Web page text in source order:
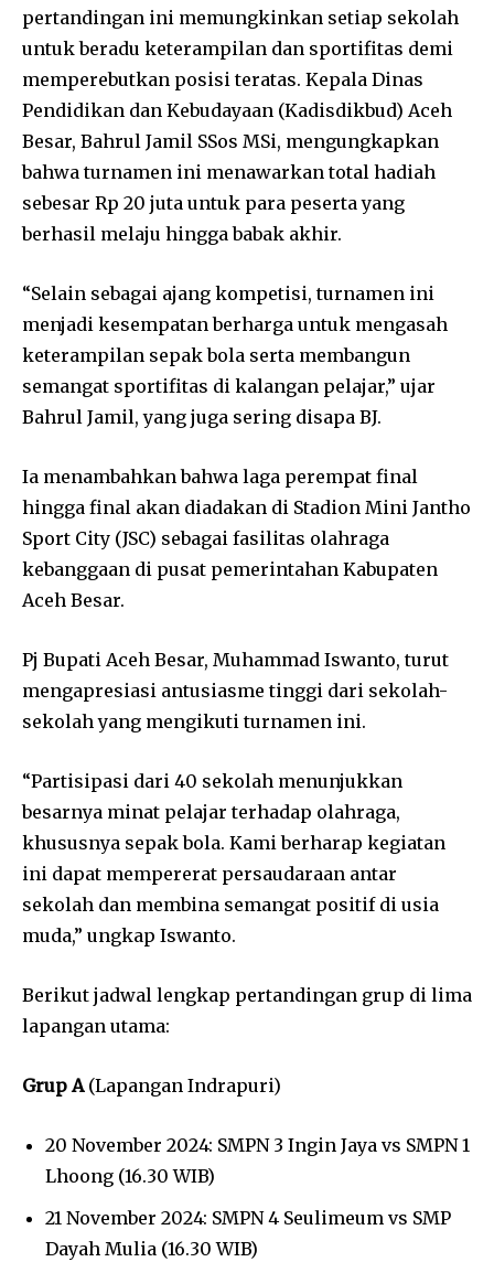
pertandingan ini memungkinkan setiap sekolah
untuk beradu keterampilan dan sportifitas demi
memperebutkan posisi teratas. Kepala Dinas
Pendidikan dan Kebudayaan (Kadisdikbud) Aceh
Besar, Bahrul Jamil SSos MSi, mengungkapkan
bahwa turnamen ini menawarkan total hadiah
sebesar Rp 20 juta untuk para peserta yang
berhasil melaju hingga babak akhir.
“Selain sebagai ajang kompetisi, turnamen ini
menjadi kesempatan berharga untuk mengasah
keterampilan sepak bola serta membangun
semangat sportifitas di kalangan pelajar,” ujar
Bahrul Jamil, yang juga sering disapa BJ.
Ia menambahkan bahwa laga perempat final
hingga final akan diadakan di Stadion Mini Jantho
Sport City (JSC) sebagai fasilitas olahraga
kebanggaan di pusat pemerintahan Kabupaten
Aceh Besar.
Pj Bupati Aceh Besar, Muhammad Iswanto, turut
mengapresiasi antusiasme tinggi dari sekolah-
sekolah yang mengikuti turnamen ini.
“Partisipasi dari 40 sekolah menunjukkan
besarnya minat pelajar terhadap olahraga,
khususnya sepak bola. Kami berharap kegiatan
ini dapat mempererat persaudaraan antar
sekolah dan membina semangat positif di usia
muda,” ungkap Iswanto.
Berikut jadwal lengkap pertandingan grup di lima
lapangan utama:
Grup A(Lapangan Indrapuri)
20 November 2024: SMPN 3 Ingin Jaya vs SMPN 1
Lhoong (16.30 WIB)
21 November 2024: SMPN 4 Seulimeum vs SMP
Dayah Mulia (16.30 WIB)